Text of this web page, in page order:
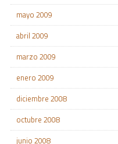
mayo 2009
abril 2009
marzo 2009
enero 2009
diciembre 2008
octubre 2008
junio 2008